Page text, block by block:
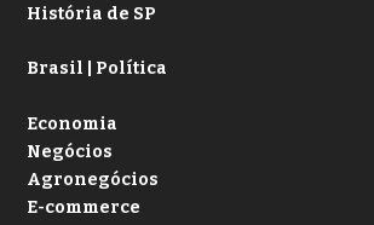
História de SP
Brasil | Política
Economia
Negócios
Agronegócios
E-commerce